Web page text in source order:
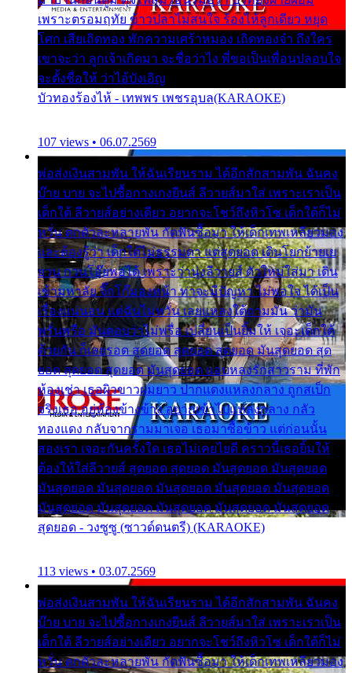
เพราะตรอมฤทัย ข้าวปลาไม่สนใจ ร้องไห้ลูกเดียว หยุด
โศก เสียเถิดทอง พักความเศร้าหมอง เถิดทองจ๋า ถึงใคร
เขาจะว่า ลูกเจ้าเกิดมา จะชื่อว่าไง พี่ขอเป็นเพื่อนปลอบใจ
จะตั้งชื่อให้ ว่าไอ้บังเอิญ
บัวทองร้องไห้ - เทพพร เพชรอุบล(KARAOKE)
107 views • 06.07.2569
พ่อส่งเงินสามพัน ให้ฉันเรียนราม ได้อีกสักสามพัน ฉันคง
บ๊าย บาย จะไปซื้อกางเกงยีนส์ ลีวายส์มาใส่ เพราะเราเป็น
เด็กใต้ ลีวายส์อย่างเดียว อยากจะโชว์ถึงหิวโซ เด็กใต้ก็ไม่
หวั่น ตกตัวละหลายพัน กัดฟันซื้อมา ให้เด็กเทพเหลียวมอง
และต้องรู้ว่า เด็กใต้ไม่ธรรมดา แต่สุดยอด เดินโยกย้ายเย
ยวน กวนโอ๊ยพอได้ เพราะว่านุ่งลีวายส์ ตัวใหม่ใส่มา เดิน
เข้ามหาลัย จิ๊กโก๊มองหน้า ท่าจะมีปัญหา ไม่พอใจ ได้เป็น
เรื่องแน่นอน แต่ฉันไม่หวั่น เลยแหลงใต้ถามมัน ว่ามัน
พรั่นพรือ มันตอบว่าไม่พรื่อ เปลี่ยนเป็นยิ้มให้ เจอะเด็กใต้
ด้วยกัน ก็เลยรอด สุดยอด สุดยอด สุดยอด มันสุดยอด สุด
ยอด สุดยอด สุดยอด มันสุดยอด แอบหลงรักสาวราม ที่พัก
ห้องเช่า เธอผิวขาวผมยาว ปากแดงแหลงกลาง ถูกสเป็ก
จริงเธอ อยู่ห้องข้างข้าง อยากเข้าไปแหลงกลาง กลัว
ทองแดง กลับจากรามมาเจอ เธอมาซื้อข้าว แต่ก่อนนั้น
สองเรา เจอะกันครั้งใด เธอไม่เคยไยดี คราวนี้เธอยิ้มให้
ต้องให้ใส่ลีวายส์ สุดยอด สุดยอด มันสุดยอด มันสุดยอด
มันสุดยอด มันสุดยอด มันสุดยอด มันสุดยอด มันสุดยอด
มันสุดยอด มันสุดยอด มันสุดยอด มันสุดยอด มันสุดยอด
สุดยอด - วงซูซู (ซาวด์ดนตรี) (KARAOKE)
113 views • 03.07.2569
พ่อส่งเงินสามพัน ให้ฉันเรียนราม ได้อีกสักสามพัน ฉันคง
บ๊าย บาย จะไปซื้อกางเกงยีนส์ ลีวายส์มาใส่ เพราะเราเป็น
เด็กใต้ ลีวายส์อย่างเดียว อยากจะโชว์ถึงหิวโซ เด็กใต้ก็ไม่
หวั่น ตกตัวละหลายพัน กัดฟันซื้อมา ให้เด็กเทพเหลียวมอง